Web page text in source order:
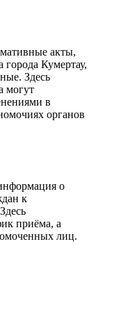
акты,
Кумертау,
Здесь
могут
в
органов
о
к
приёма, а
лиц.